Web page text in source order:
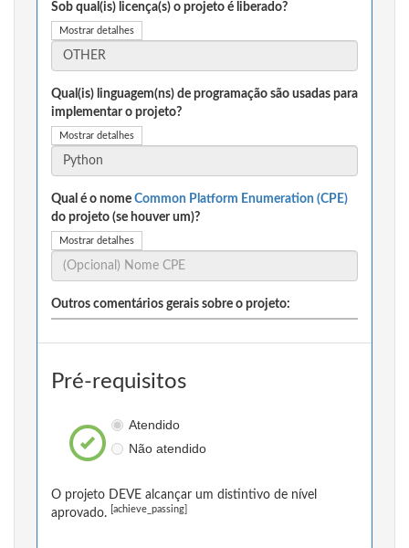
Sob qual(is) licença(s) o projeto é liberado?
Mostrar detalhes
Qual(is) linguagem(ns) de programação são usadas para
implementar o projeto?
Mostrar detalhes
Qual é o nome Common Platform Enumeration (CPE)
do projeto (se houver um)?
Mostrar detalhes
Outros comentários gerais sobre o projeto:
Pré-requisitos
Atendido
Não atendido
O projeto DEVE alcançar um distintivo de nível
aprovado.
[achieve_passing]